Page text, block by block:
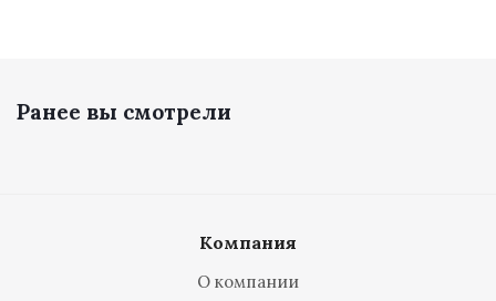
Ранее вы смотрели
Компания
О компании